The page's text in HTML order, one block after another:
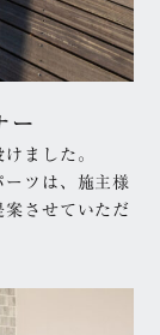
ー
ました。
ツは、施主様
させていただ